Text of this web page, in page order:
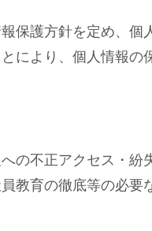
保護方針を定め、個
により、個人情報の
の不正アクセス・紛
教育の徹底等の必要